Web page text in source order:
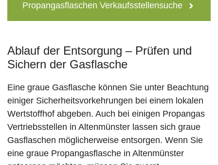
Propangasflaschen Verkaufsstellensuche
Ablauf der Entsorgung – Prüfen und
Sichern der Gasflasche
Eine graue Gasflasche können Sie unter Beachtung
einiger Sicherheitsvorkehrungen bei einem lokalen
Wertstoffhof abgeben. Auch bei einigen Propangas
Vertriebsstellen in Altenmünster lassen sich graue
Gasflaschen möglicherweise entsorgen. Wenn Sie
eine graue Propangasflasche in Altenmünster